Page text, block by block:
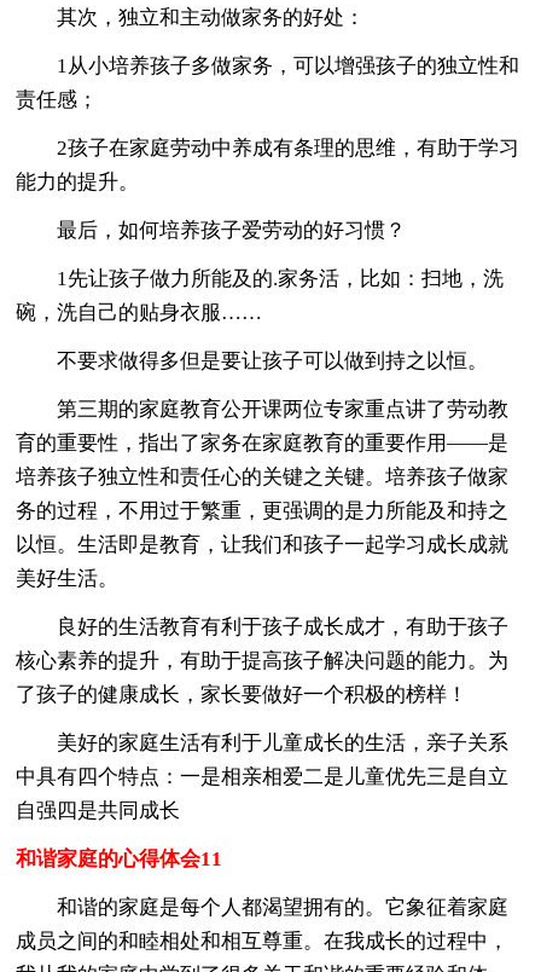
其次，独立和主动做家务的好处：
1从小培养孩子多做家务，可以增强孩子的独立性和
责任感；
2孩子在家庭劳动中养成有条理的思维，有助于学习
能力的提升。
最后，如何培养孩子爱劳动的好习惯？
1先让孩子做力所能及的.家务活，比如：扫地，洗
碗，洗自己的贴身衣服……
不要求做得多但是要让孩子可以做到持之以恒。
第三期的家庭教育公开课两位专家重点讲了劳动教
育的重要性，指出了家务在家庭教育的重要作用——是
培养孩子独立性和责任心的关键之关键。培养孩子做家
务的过程，不用过于繁重，更强调的是力所能及和持之
以恒。生活即是教育，让我们和孩子一起学习成长成就
美好生活。
良好的生活教育有利于孩子成长成才，有助于孩子
核心素养的提升，有助于提高孩子解决问题的能力。为
了孩子的健康成长，家长要做好一个积极的榜样！
美好的家庭生活有利于儿童成长的生活，亲子关系
中具有四个特点：一是相亲相爱二是儿童优先三是自立
自强四是共同成长
和谐家庭的心得体会11
和谐的家庭是每个人都渴望拥有的。它象征着家庭
成员之间的和睦相处和相互尊重。在我成长的过程中，